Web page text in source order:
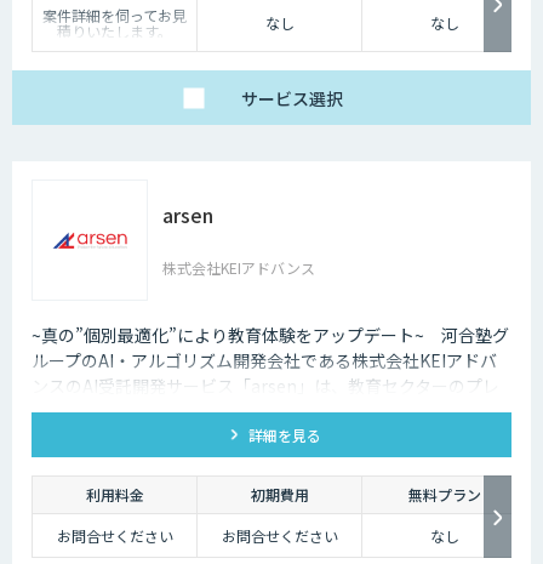
案件詳細を伺ってお見
積りいたします。 なし なし
サービス選択
arsen
株式会社KEIアドバンス
~真の”個別最適化”により​教育体験をアップデート~ 河合塾グ
ループのAI・アルゴリズム開発会社である株式会社KEIアドバ
ンスのAI受託開発サービス「arsen」は、教育セクターのプレ
イヤーのみなさまが抱える課題の解決、ならびに各教育機関や
教育事業者ごとの未来の教育体験創造をご支援いたします。
詳細を見る
利用料金 初期費用
無料プラン
お問合せください
お問合せください なし